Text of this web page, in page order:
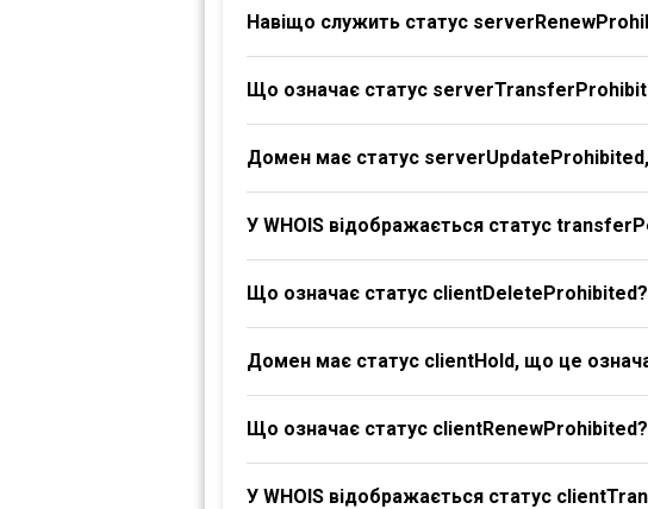
Навіщо служить статус
Що означає статус
Домен має статус
У WHOIS відображається статус
Що означає статус clientDeleteProhibited?
Домен має статус clientHold, що це
Що означає статус clientRenewProhibited?
У WHOIS відображається статус